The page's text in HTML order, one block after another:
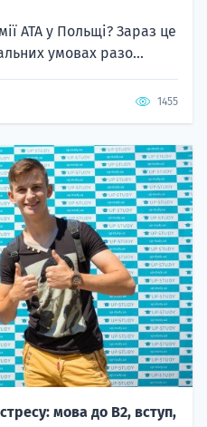
ATA у Польщі? Зараз це
умовах разо...
1455
мова до B2, вступ,